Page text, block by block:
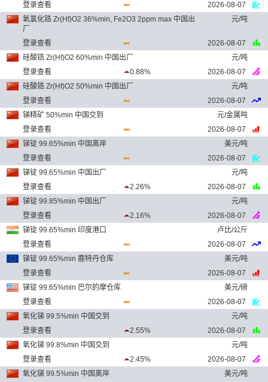
登录查看
2026-08-07
氧氯化锆 Zr(Hf)O2 36%min, Fe2O3 2ppm max 中国出
厂
元/吨
登录查看
2026-08-07
硅酸锆 Zr(Hf)O2 60%min 中国出厂
元/吨
登录查看
0.88%
2026-08-07
硅酸锆 Zr(Hf)O2 50%min 中国出厂
元/吨
登录查看
2026-08-07
锑精矿 50%min 中国交到
元/金属吨
登录查看
2026-08-07
锑锭 99.65%min 中国离岸
美元/吨
登录查看
2026-08-07
锑锭 99.65%min 中国出厂
元/吨
登录查看
2.26%
2026-08-07
锑锭 99.85%min 中国出厂
元/吨
登录查看
2.16%
2026-08-07
锑锭 99.65%min 印度港口
卢比/公斤
登录查看
2026-08-07
锑锭 99.65%min 鹿特丹仓库
美元/吨
登录查看
2026-08-07
锑锭 99.65%min 巴尔的摩仓库
美元/磅
登录查看
2026-08-07
氧化锑 99.5%min 中国交到
元/吨
登录查看
2.55%
2026-08-07
氧化锑 99.8%min 中国交到
元/吨
登录查看
2.45%
2026-08-07
氧化锑 99.5%min 中国离岸
美元/吨